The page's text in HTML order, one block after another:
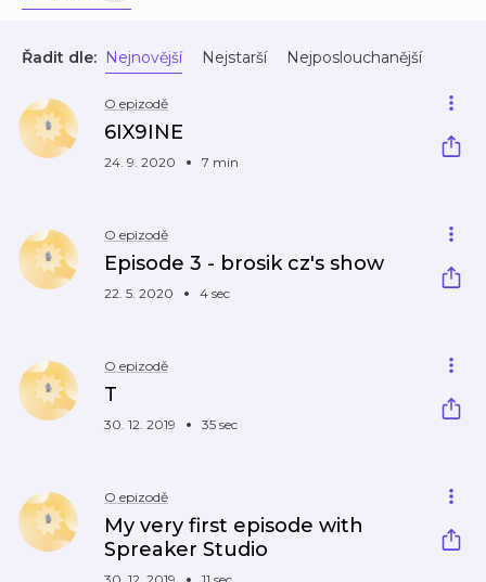
Řadit dle: Nejnovější Nejstarší Nejposlouchanější
O epizodě
6IX9INE
24. 9. 2020 7 min
O epizodě
Episode 3 - brosik cz's show
22. 5. 2020 4 sec
O epizodě
T
30. 12. 2019 35 sec
O epizodě
My very first episode with
Spreaker Studio